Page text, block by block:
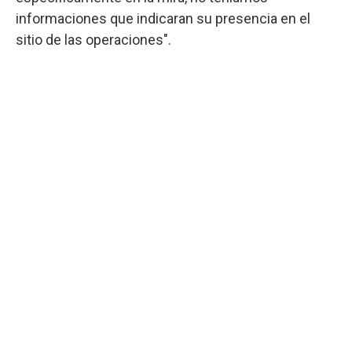
informaciones que indicaran su presencia en el
sitio de las operaciones".